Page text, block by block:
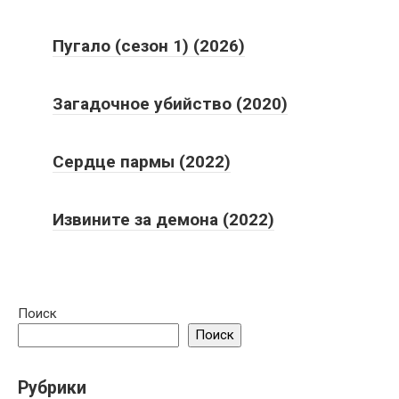
Пугало (сезон 1) (2026)
Загадочное убийство (2020)
Сердце пармы (2022)
Извините за демона (2022)
Поиск
Поиск
Рубрики